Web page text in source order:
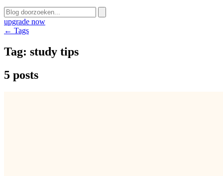
upgrade now
← Tags
Tag: study tips
5 posts